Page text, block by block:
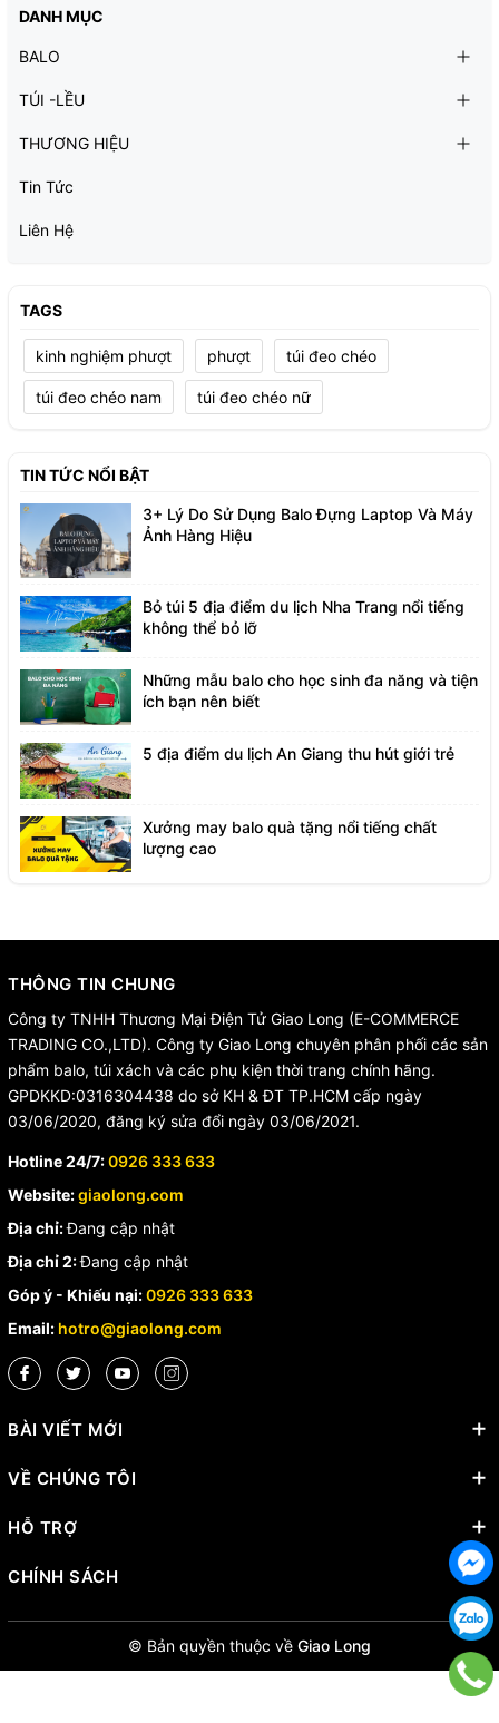
DANH MỤC
BALO
TÚI -LỀU
THƯƠNG HIỆU
Tin Tức
Liên Hệ
TAGS
kinh nghiệm phượt phượt túi đeo chéo
túi đeo chéo nam túi đeo chéo nữ
TIN TỨC NỔI BẬT
3+ Lý Do Sử Dụng Balo Đựng Laptop Và Máy
Ảnh Hàng Hiệu
Bỏ túi 5 địa điểm du lịch Nha Trang nổi tiếng
không thể bỏ lỡ
Những mẫu balo cho học sinh đa năng và tiện
ích bạn nên biết
5 địa điểm du lịch An Giang thu hút giới trẻ
Xưởng may balo quà tặng nổi tiếng chất
lượng cao
THÔNG TIN CHUNG
Công ty TNHH Thương Mại Điện Tử Giao Long (E-COMMERCE
TRADING CO.,LTD). Công ty Giao Long chuyên phân phối các sản
phẩm balo, túi xách và các phụ kiện thời trang chính hãng.
GPDKKD:0316304438 do sở KH & ĐT TP.HCM cấp ngày
03/06/2020, đăng ký sửa đổi ngày 03/06/2021.
Hotline 24/7:0926 333 633
Website:giaolong.com
Địa chỉ:Đang cập nhật
Địa chỉ 2:Đang cập nhật
Góp ý - Khiếu nại:0926 333 633
Email: hotro@giaolong.com
BÀI VIẾT MỚI
VỀ CHÚNG TÔI
HỖ TRỢ
CHÍNH SÁCH
© Bản quyền thuộc về Giao Long